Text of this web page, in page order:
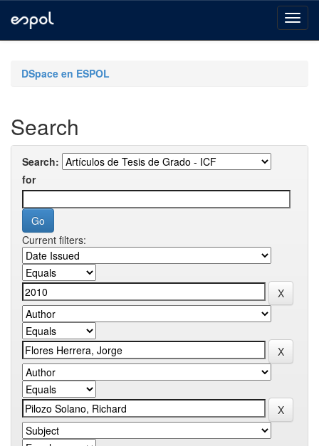
navigationDSpace en ESPOL
Search
Search:
for
Current filters: